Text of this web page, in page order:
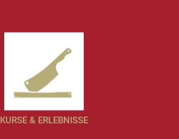
KURSE & ERLEBNISSE